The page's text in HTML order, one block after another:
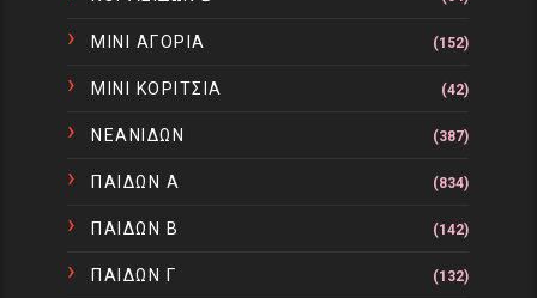
ΜΙΝΙ ΑΓΟΡΙΑ (152)
ΜΙΝΙ ΚΟΡΙΤΣΙΑ (42)
ΝΕΑΝΙΔΩΝ (387)
ΠΑΙΔΩΝ Α (834)
ΠΑΙΔΩΝ Β (142)
ΠΑΙΔΩΝ Γ (132)